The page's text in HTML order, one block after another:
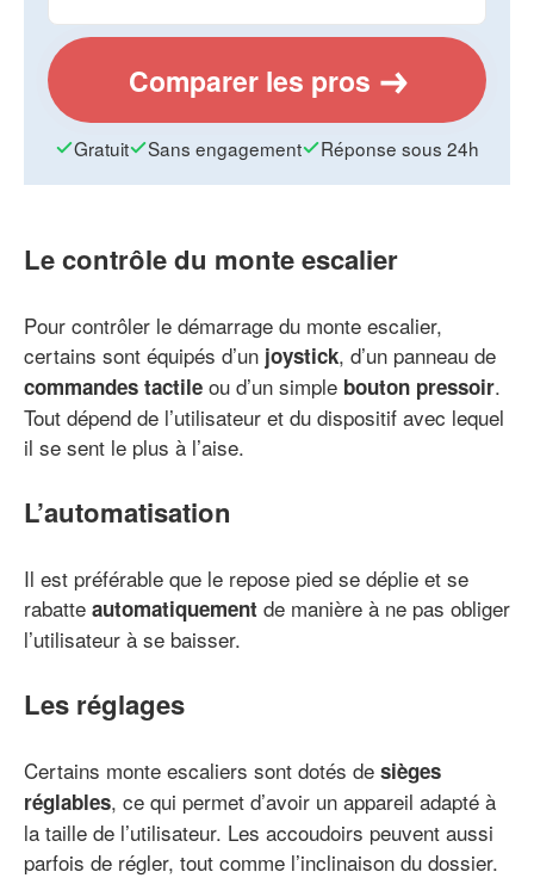
Comparer les pros
Gratuit Sans engagement Réponse sous 24h
Le contrôle du monte escalier
Pour contrôler le démarrage du monte escalier,
certains sont équipés d’un joystick, d’un panneau de
commandes tactile ou d’un simple bouton pressoir.
Tout dépend de l’utilisateur et du dispositif avec lequel
il se sent le plus à l’aise.
L’automatisation
Il est préférable que le repose pied se déplie et se
rabatte automatiquement de manière à ne pas obliger
l’utilisateur à se baisser.
Les réglages
Certains monte escaliers sont dotés de sièges
réglables, ce qui permet d’avoir un appareil adapté à
la taille de l’utilisateur. Les accoudoirs peuvent aussi
parfois de régler, tout comme l’inclinaison du dossier.